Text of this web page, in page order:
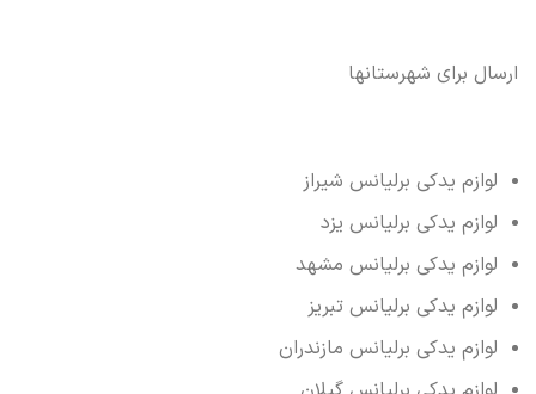
ارسال برای شهرستانها
لوازم یدکی برلیانس شیراز
لوازم یدکی برلیانس یزد
لوازم یدکی برلیانس مشهد
لوازم یدکی برلیانس تبریز
لوازم یدکی برلیانس مازندران